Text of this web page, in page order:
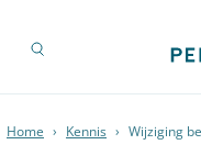
Home › Kennis › Wijziging